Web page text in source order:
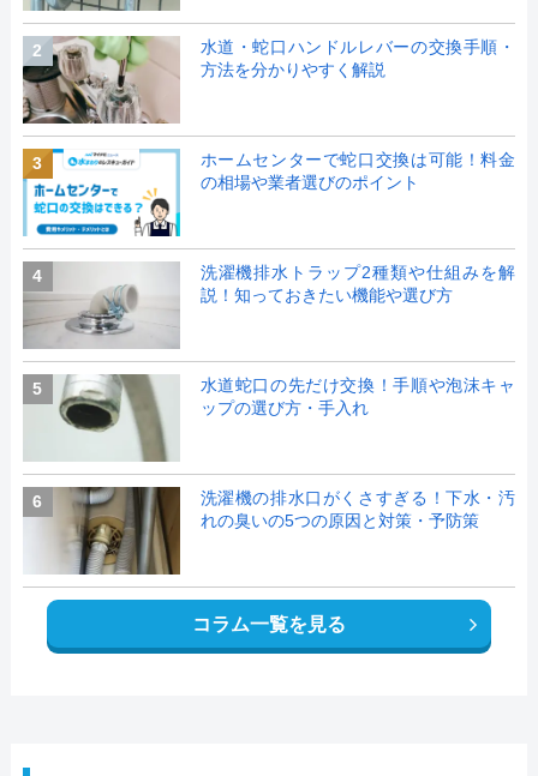
2
水道・蛇口ハンドルレバーの交換手順・
方法を分かりやすく解説
3
ホームセンターで蛇口交換は可能！料金
の相場や業者選びのポイント
4
洗濯機排水トラップ2種類や仕組みを解
説！知っておきたい機能や選び方
5
水道蛇口の先だけ交換！手順や泡沫キャ
ップの選び方・手入れ
6
洗濯機の排水口がくさすぎる！下水・汚
れの臭いの5つの原因と対策・予防策
コラム一覧を見る